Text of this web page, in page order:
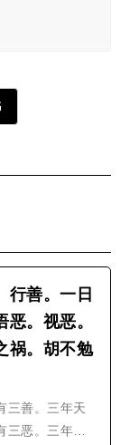
行善。一日
。视恶。
祸。胡不勉
三善。三年天
恶。三年天